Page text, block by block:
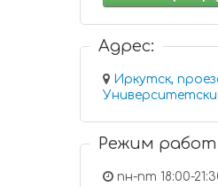
Адрес:
Иркутск,
Режим
пн-пт 18:00-